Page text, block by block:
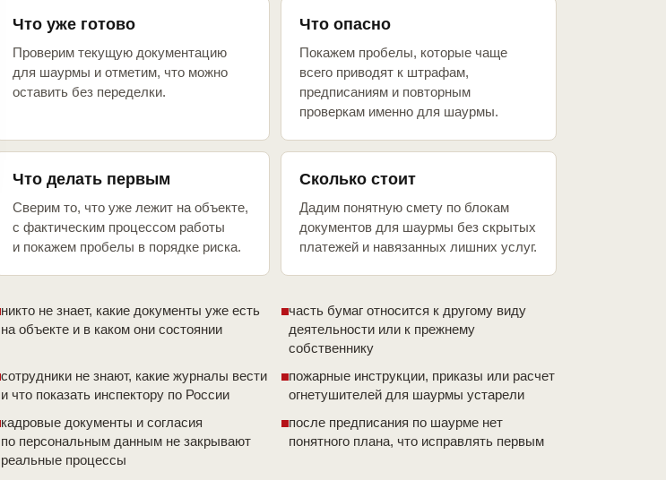
Что уже готово
Проверим текущую документацию
для шаурмы и отметим, что можно
оставить без переделки.
Что опасно
Покажем пробелы, которые чаще
всего приводят к штрафам,
предписаниям и повторным
проверкам именно для шаурмы.
Что делать первым
Сверим то, что уже лежит на объекте,
с фактическим процессом работы
и покажем пробелы в порядке риска.
Сколько стоит
Дадим понятную смету по блокам
документов для шаурмы без скрытых
платежей и навязанных лишних услуг.
никто не знает, какие документы уже есть
на объекте и в каком они состоянии
часть бумаг относится к другому виду
деятельности или к прежнему
собственнику
сотрудники не знают, какие журналы вести
и что показать инспектору по России
пожарные инструкции, приказы или расчет
огнетушителей для шаурмы устарели
кадровые документы и согласия
по персональным данным не закрывают
реальные процессы
после предписания по шаурме нет
понятного плана, что исправлять первым